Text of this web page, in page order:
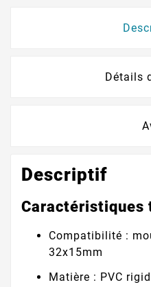
Détails
Descriptif
Caractéristiques
Compatibilité :
32x15mm
Matière : PVC